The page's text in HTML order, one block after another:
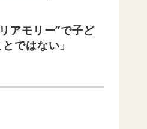
アモリー”で子ど
ではない」